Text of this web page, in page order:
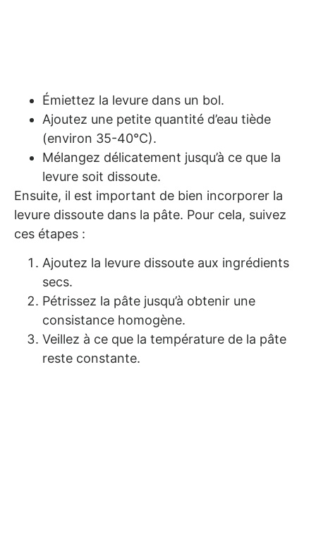
Émiettez la levure dans un bol.
Ajoutez une petite quantité d’eau tiède
(environ 35-40°C).
Mélangez délicatement jusqu’à ce que la
levure soit dissoute.
Ensuite, il est important de bien incorporer la
levure dissoute dans la pâte. Pour cela, suivez
ces étapes :
Ajoutez la levure dissoute aux ingrédients
secs.
Pétrissez la pâte jusqu’à obtenir une
consistance homogène.
Veillez à ce que la température de la pâte
reste constante.